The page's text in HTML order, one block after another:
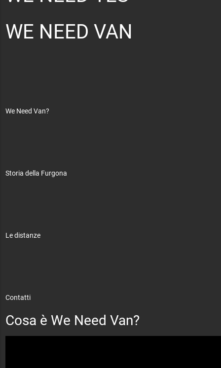
WE NEED VAN
We Need Van?
Storia della Furgona
Le distanze
Contatti
Cosa è We Need Van?